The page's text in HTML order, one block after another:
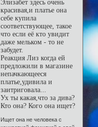
Элизабет здесь очень
красивая,и платье она
себе купила
соответствующее, такое
что если её кто увидит
даже мельком - то не
забудет.
Реакция Лиз когда ей
предложили в магазине
непачкающееся
платье,удивила и
заитриговала...
Ух ты какая,что за дива?
Кто она? Кого она ищет?
Ищет она не человека с